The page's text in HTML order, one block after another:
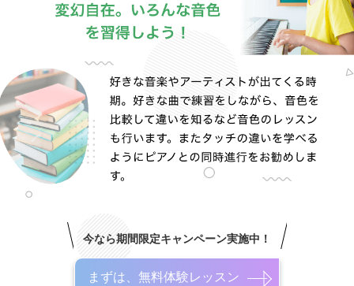
今なら期間限定キャンペーン実施中！
まずは、無料体験レッスン